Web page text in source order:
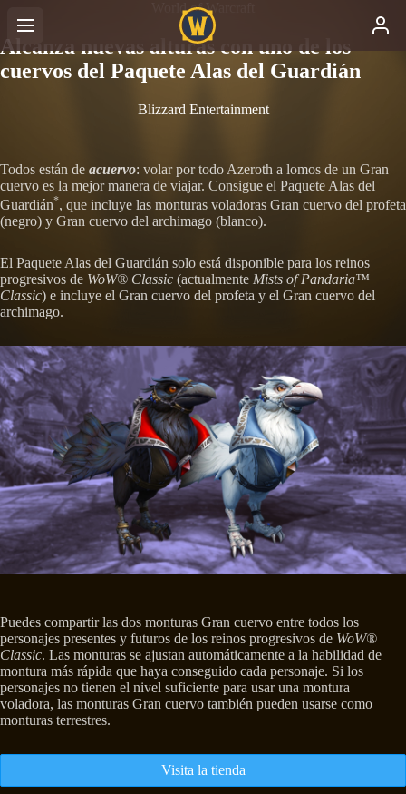
World of Warcraft
Alcanza nuevas alturas con uno de los
cuervos del Paquete Alas del Guardián
Blizzard Entertainment
Todos están de acuervo: volar por todo Azeroth a lomos de un Gran
cuervo es la mejor manera de viajar. Consigue el Paquete Alas del
Guardián*, que incluye las monturas voladoras Gran cuervo del profeta
(negro) y Gran cuervo del archimago (blanco).
El Paquete Alas del Guardián solo está disponible para los reinos
progresivos de WoW® Classic (actualmente Mists of Pandaria™
Classic) e incluye el Gran cuervo del profeta y el Gran cuervo del
archimago.
Puedes compartir las dos monturas Gran cuervo entre todos los
personajes presentes y futuros de los reinos progresivos de WoW®
Classic. Las monturas se ajustan automáticamente a la habilidad de
montura más rápida que haya conseguido cada personaje. Si los
personajes no tienen el nivel suficiente para usar una montura
voladora, las monturas Gran cuervo también pueden usarse como
monturas terrestres.
Visita la tienda